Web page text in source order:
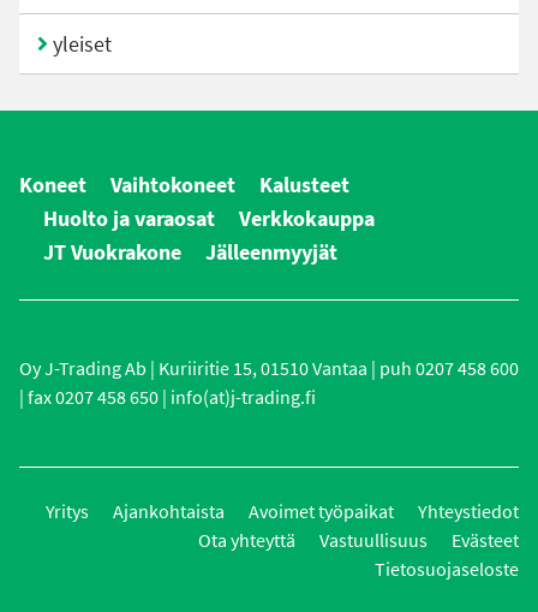
yleiset
Koneet Vaihtokoneet
Kalusteet
Huolto ja varaosat
Verkkokauppa
JT Vuokrakone
Jälleenmyyjät
Oy J-Trading Ab | Kuriiritie 15, 01510 Vantaa | puh 0207 458 600
| fax 0207 458 650 | info(at)j-trading.fi
Yritys Ajankohtaista Avoimet työpaikat
Yhteystiedot
Ota yhteyttä
Vastuullisuus
Evästeet
Tietosuojaseloste